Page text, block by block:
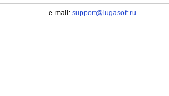
e-mail: support@lugasoft.ru